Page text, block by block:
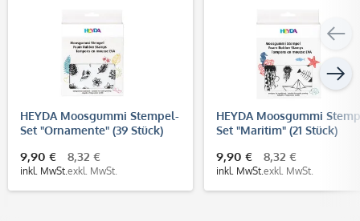
HEYDA Moosgummi Stempel-
Set "Ornamente" (39 Stück)
9,90 €
inkl. MwSt.
8,32 €
exkl. MwSt.
HEYDA Moosgummi
Set "Maritim" (21 Stück)
9,90 €
inkl. MwSt.
8,32 €
exkl. MwSt.